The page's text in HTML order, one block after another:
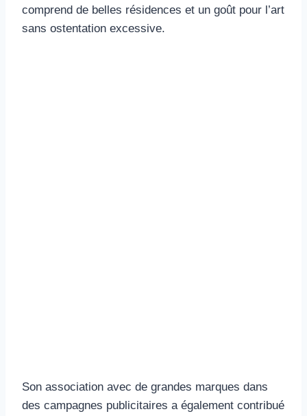
comprend de belles résidences et un goût pour l’art
sans ostentation excessive.
Son association avec de grandes marques dans
des campagnes publicitaires a également contribué